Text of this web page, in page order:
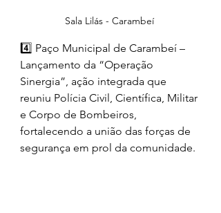
Sala Lilás - Carambeí
4️⃣ Paço Municipal de Carambeí –
Lançamento da “Operação
Sinergia”, ação integrada que
reuniu Polícia Civil, Científica, Militar
e Corpo de Bombeiros,
fortalecendo a união das forças de
segurança em prol da comunidade.